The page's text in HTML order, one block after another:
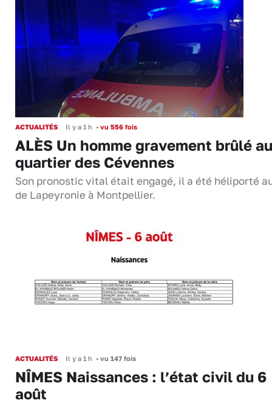
ACTUALITÉS Il y a 1 h • vu 556 fois
ALÈS Un homme gravement brûlé au
quartier des Cévennes
Son pronostic vital était engagé, il a été héliporté
de Lapeyronie à Montpellier.
ACTUALITÉS Il y a 1 h • vu 147 fois
NÎMES Naissances : l’état civil du 6
août